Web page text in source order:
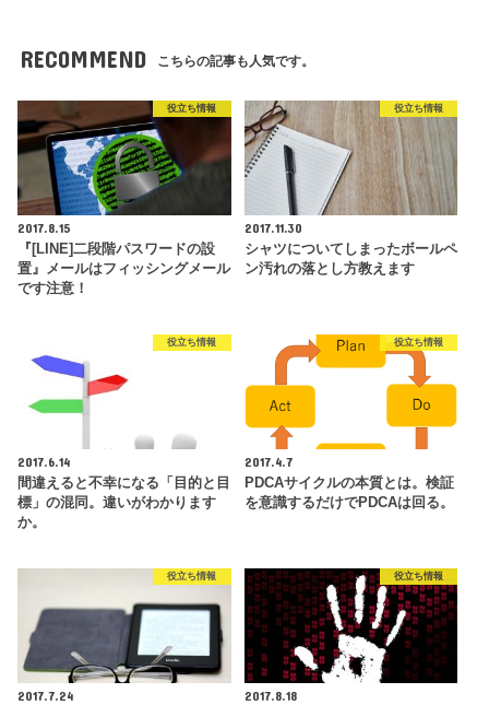
RECOMMEND こちらの記事も人気です。
役立ち情報
2017.8.15
『[LINE]二段階パスワードの設
置』メールはフィッシングメール
です注意！
役立ち情報
2017.11.30
シャツについてしまったボールペ
ン汚れの落とし方教えます
役立ち情報
2017.6.14
間違えると不幸になる「目的と目
標」の混同。違いがわかります
か。
役立ち情報
2017.4.7
PDCAサイクルの本質とは。検証
を意識するだけでPDCAは回る。
役立ち情報
2017.7.24
役立ち情報
2017.8.18